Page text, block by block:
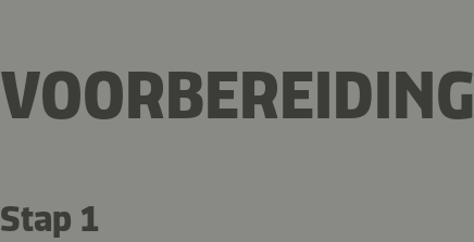
VOORBEREIDING
Stap 1